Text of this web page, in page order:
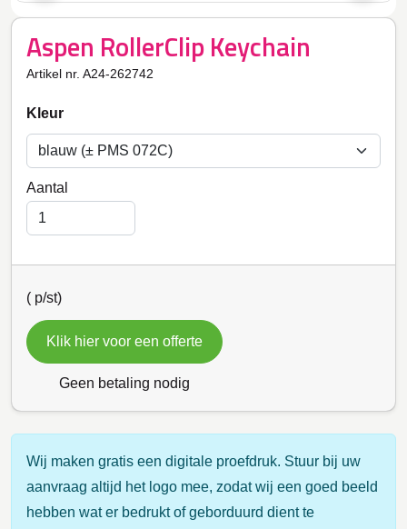
Aspen RollerClip Keychain
Artikel nr. A24-262742
Kleur
Aantal
( p/st)
Klik hier voor een offerte
Geen betaling nodig
Wij maken gratis een digitale proefdruk. Stuur bij uw
aanvraag altijd het logo mee, zodat wij een goed beeld
hebben wat er bedrukt of geborduurd dient te